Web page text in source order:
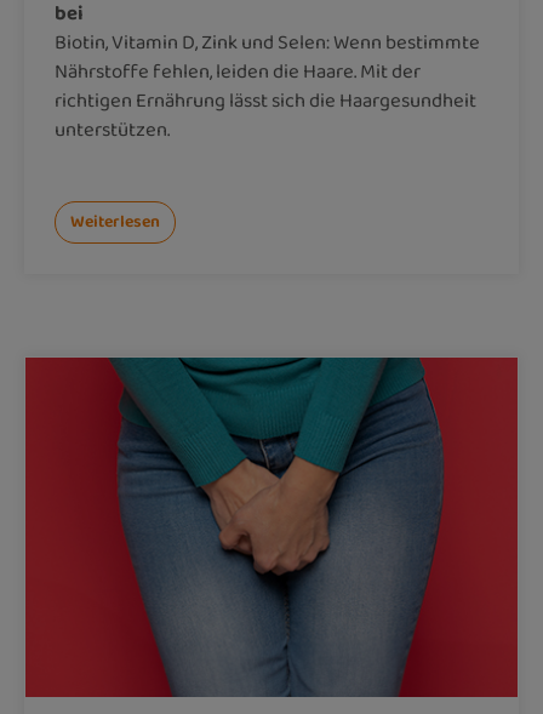
bei
Biotin, Vitamin D, Zink und Selen: Wenn bestimmte
Nährstoffe fehlen, leiden die Haare. Mit der
richtigen Ernährung lässt sich die Haargesundheit
unterstützen.
Weiterlesen